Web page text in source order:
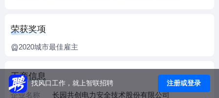
字化、智能化，构建全方位智慧工业安全管控体系”的战略定
位，构建了自主可控的软硬件支撑平台，形成了以电气防止
备状态在线监测系统等产品为支柱的工业生产安全产品体
系，已成功应用于智能电网、智慧发电、轨道交通、通信物
荣获奖项
2020城市最佳雇主
工商信息
企业名称 长园共创电力安全技术股份有限公司
找风口工作，就上智联招聘 注册或登录